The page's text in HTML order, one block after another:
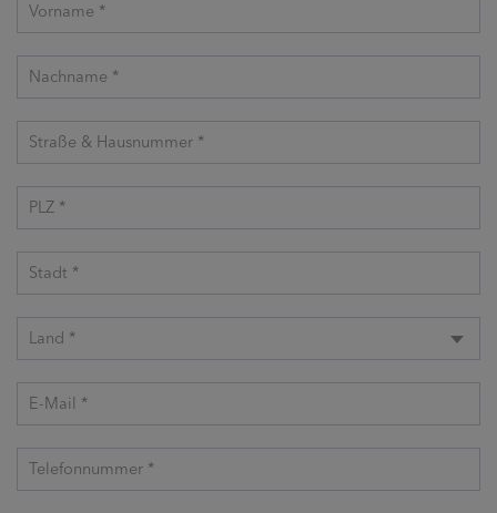
Vorname *
Nachname *
Straße & Hausnummer *
PLZ *
Stadt *
Land *
E-Mail *
Telefonnummer *